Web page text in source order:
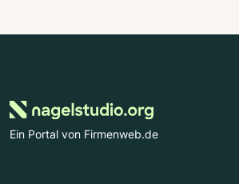
Ein Portal von Firmenweb.de